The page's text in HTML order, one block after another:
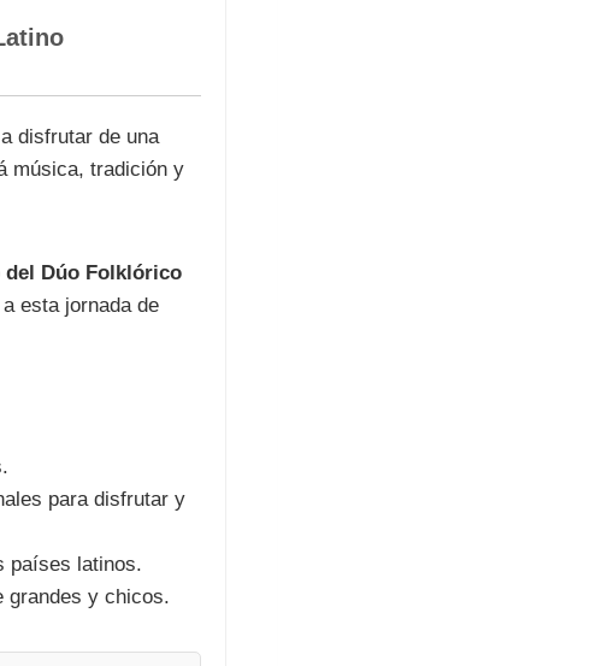
disfrutar de una
música, tradición y
del Dúo Folklórico
esta jornada de
para disfrutar y
países latinos.
grandes y chicos.